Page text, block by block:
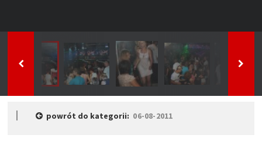
powrót do kategorii: 06-08-2011